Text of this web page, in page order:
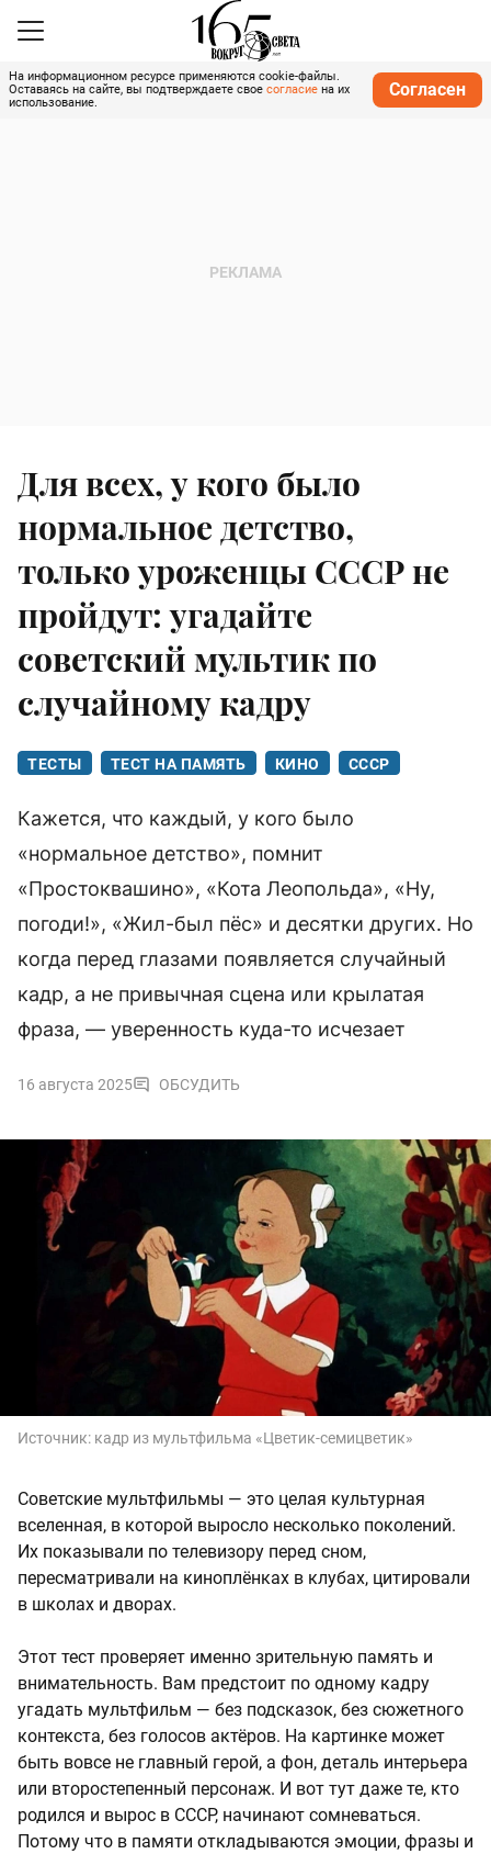
На информационном ресурсе применяются cookie-файлы.
Оставаясь на сайте, вы подтверждаете свое согласие на их
использование.
Согласен
Для всех, у кого было
нормальное детство,
только уроженцы СССР не
пройдут: угадайте
советский мультик по
случайному кадру
ТЕСТЫ ТЕСТ НА ПАМЯТЬ КИНО СССР
Кажется, что каждый, у кого было
«нормальное детство», помнит
«Простоквашино», «Кота Леопольда», «Ну,
погоди!», «Жил-был пёс» и десятки других. Но
когда перед глазами появляется случайный
кадр, а не привычная сцена или крылатая
фраза, — уверенность куда-то исчезает
16 августа 2025 ОБСУДИТЬ
Источник: кадр из мультфильма «Цветик-семицветик»
Советские мультфильмы — это целая культурная
вселенная, в которой выросло несколько поколений.
Их показывали по телевизору перед сном,
пересматривали на киноплёнках в клубах, цитировали
в школах и дворах.
Этот тест проверяет именно зрительную память и
внимательность. Вам предстоит по одному кадру
угадать мультфильм — без подсказок, без сюжетного
контекста, без голосов актёров. На картинке может
быть вовсе не главный герой, а фон, деталь интерьера
или второстепенный персонаж. И вот тут даже те, кто
родился и вырос в СССР, начинают сомневаться.
Потому что в памяти откладываются эмоции, фразы и